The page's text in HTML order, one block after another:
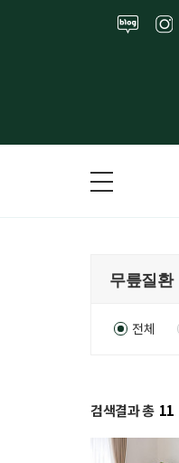
전체
검색결과 총 11